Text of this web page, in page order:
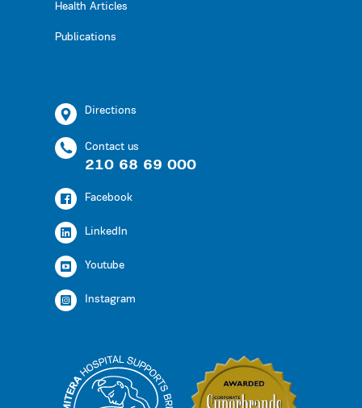
Health Articles
Publications
Directions
Contact us
210 68 69 000
Facebook
LinkedIn
Youtube
Instagram